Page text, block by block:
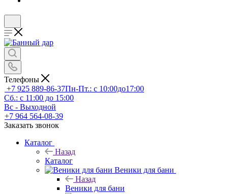
Телефоны
+7 925 889-86-37Пн-Пт.: с 10:00до17:00
Сб.: с 11:00 до 15:00
Вс - Выходной
+7 964 564-08-39
Заказать звонок
Каталог
Назад
Каталог
Веники для бани
Назад
Веники для бани